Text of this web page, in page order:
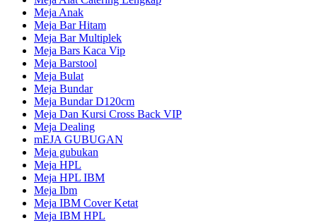
Meja Anak
Meja Bar Hitam
Meja Bar Multiplek
Meja Bars Kaca Vip
Meja Barstool
Meja Bulat
Meja Bundar
Meja Bundar D120cm
Meja Dan Kursi Cross Back VIP
Meja Dealing
mEJA GUBUGAN
Meja gubukan
Meja HPL
Meja HPL IBM
Meja Ibm
Meja IBM Cover Ketat
Meja IBM HPL